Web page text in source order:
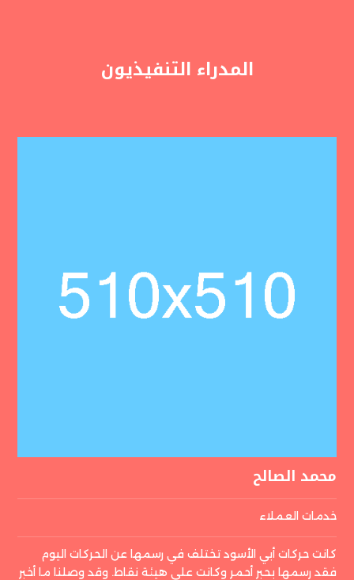
المدراء التنفيذيون
محمد الصالح
خدمات العملاء
كانت حركات أبي الأسود تختلف في رسمها عن الحركات اليوم
فقد رسمها بحبر أحمر وكانت على هيئة نقاط. وقد وصلنا ما أخبر